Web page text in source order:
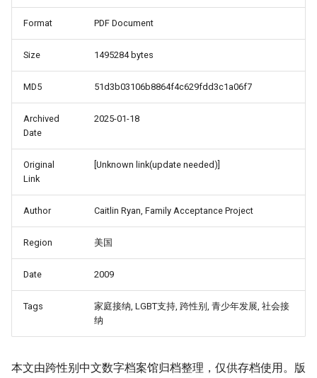
Format PDF Document
Size 1495284 bytes
MD5 51d3b03106b8864f4c629fdd3c1a06f7
Archived
Date
2025-01-18
Original
Link
[Unknown link(update needed)]
Author Caitlin Ryan, Family Acceptance Project
Region 美国
Date 2009
Tags
家庭接纳, LGBT支持, 跨性别, 青少年发展, 社会接
纳
本文由跨性别中文数字档案馆归档整理，仅供存档使用。版